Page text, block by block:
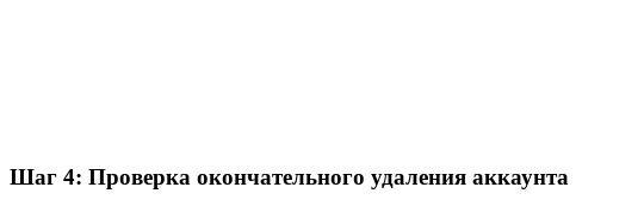
Шаг 4: Проверка окончательного удаления аккаунта